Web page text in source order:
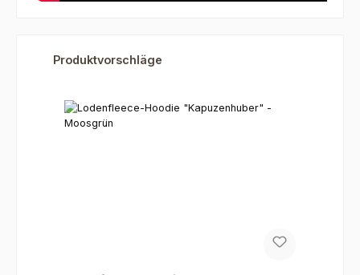
Produktgalerie überspringen
Produktvorschläge